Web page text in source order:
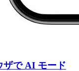
ザで AI モード